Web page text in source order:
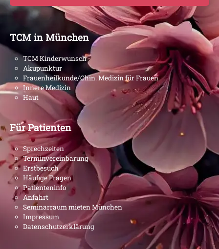
TCM in München
TCM Kinderwunsch
Akupunktur
Frauenheilkunde/Chin. Medizin für Frauen
Innere Medizin
Haut
Für Patienten
Sprechzeiten
Terminvereinbarung
Erstbesuch
Häufige Fragen
Patienteninfo
Anfahrt
Seminarraum mieten München
Impressum
Datenschutzerklärung